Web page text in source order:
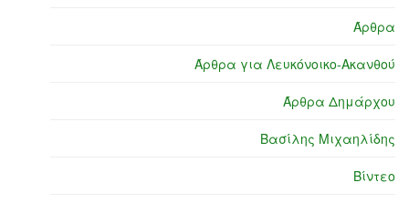
Άρθρα
Άρθρα για Λευκόνοικο-Ακανθού
Άρθρα Δημάρχου
Βασίλης Μιχαηλίδης
Βίντεο